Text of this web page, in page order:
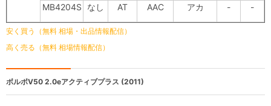
MB4204S なし AT AAC アカ - -
安く買う（無料 相場・出品情報配信）
高く売る（無料 相場情報配信）
ボルボV50 2.0eアクティブプラス (2011)